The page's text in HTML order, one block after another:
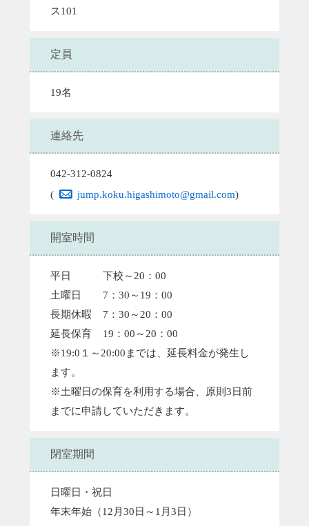
ス101
定員
19名
連絡先
042-312-0824
(
jump.koku.higashimoto@gmail.com)
開室時間
平日 下校～20：00
土曜日 7：30～19：00
長期休暇 7：30～20：00
延長保育 19：00～20：00
※19:0１～20:00までは、延長料金が発生し
ます。
※土曜日の保育を利用する場合、原則3日前
までに申請していただきます。
閉室期間
日曜日・祝日
年末年始（12月30日～1月3日）